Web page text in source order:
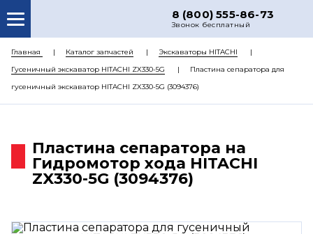
8 (800) 555-86-73
Звонок бесплатный
О НАС
КАТАЛОГ ЗАПЧАСТЕЙ
РЕМОНТ
ЦЕНЫ
КОНТАКТЫ
Главная Каталог запчастей
Экскаваторы HITACHI
Гусеничный экскаватор HITACHI ZX330-5G
Пластина сепаратора для
гусеничный экскаватор HITACHI ZX330-5G (3094376)
Пластина сепаратора на
Гидромотор хода HITACHI
ZX330-5G (3094376)